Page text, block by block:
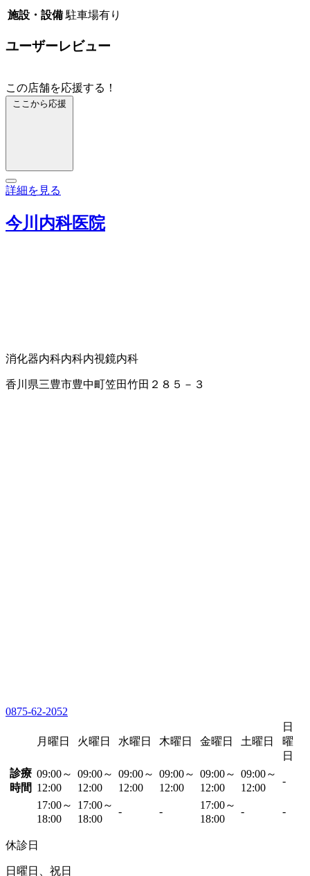
施設・設備 駐車場有り
ユーザーレビュー
この店舗を応援する！
ここから応援
詳細を見る
今川内科医院
消化器内科内科内視鏡内科
香川県三豊市豊中町笠田竹田２８５－３
0875-62-2052
月曜日 火曜日 水曜日 木曜日 金曜日 土曜日
日
曜
日
診療
時間
09:00～
12:00
09:00～
12:00
09:00～
12:00
09:00～
12:00
09:00～
12:00
09:00～
12:00
-
17:00～
18:00
17:00～
18:00
- -
17:00～
18:00
- -
休診日
日曜日、祝日